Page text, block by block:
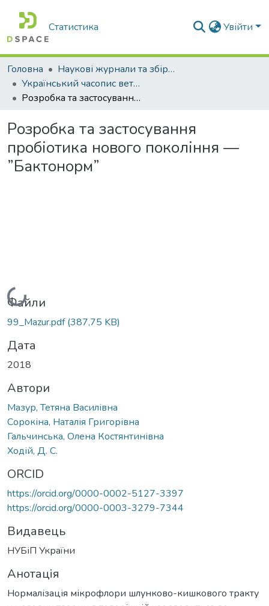
Статистика Увійти
Головна
Наукові журнали та збірники видань
Український часопис ветеринарних наук
Розробка та застосування пробіотика нового покоління — ”Бактонорм”
Розробка та застосування
пробіотика нового покоління —
”Бактонорм”
Вантажиться...
Файли
99_Mazur.pdf(387,75 KB)
Дата
2018
Автори
Мазур, Тетяна Василівна
Сорокіна, Наталія Григорівна
Гальчинська, Олена Костянтинівна
Ходій, Д. С.
ORCID
https://orcid.org/0000-0002-5127-3397
https://orcid.org/0000-0003-3279-7344
Видавець
НУБіП України
Анотація
Нормалізація мікрофлори шлунково-кишкового тракту